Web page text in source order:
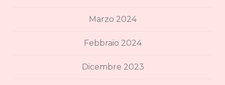
Marzo 2024
Febbraio 2024
Dicembre 2023